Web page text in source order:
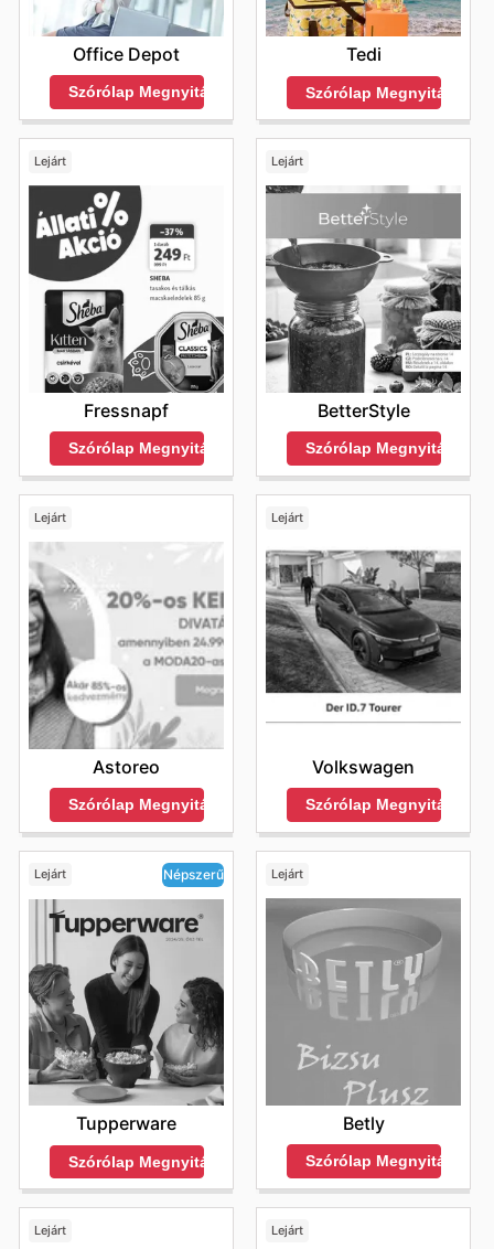
Office Depot
Szórólap Megnyitása
Tedi
Szórólap Megnyitása
Lejárt
Fressnapf
Szórólap Megnyitása
Lejárt
BetterStyle
Szórólap Megnyitása
Lejárt
Astoreo
Szórólap Megnyitása
Lejárt
Volkswagen
Szórólap Megnyitása
Lejárt Népszerű
Tupperware
Szórólap Megnyitása
Lejárt
Betly
Szórólap Megnyitása
Lejárt Lejárt